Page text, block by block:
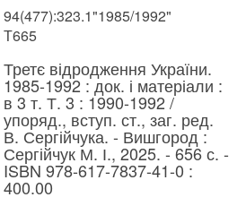
94(477):323.1"1985/1992"
Т665
Третє відродження України.
1985-1992 : док. і матеріали :
в 3 т. Т. 3 : 1990-1992 /
упоряд., вступ. ст., заг. ред.
В. Сергійчука. - Вишгород :
Сергійчук М. І., 2025. - 656 с. -
ISBN 978-617-7837-41-0 :
400.00